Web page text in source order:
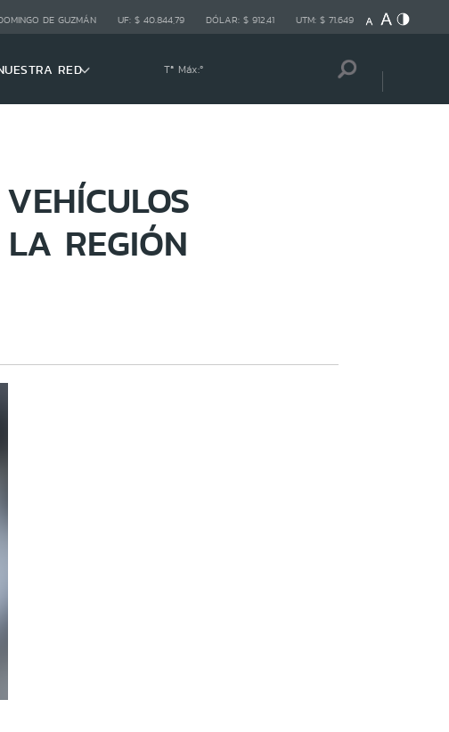
DE GUZMÁN UF: $ 40.844,79 DÓLAR: $ 912,41 UTM: $ 71.649
RED Tª Máx:º
REGIÓN